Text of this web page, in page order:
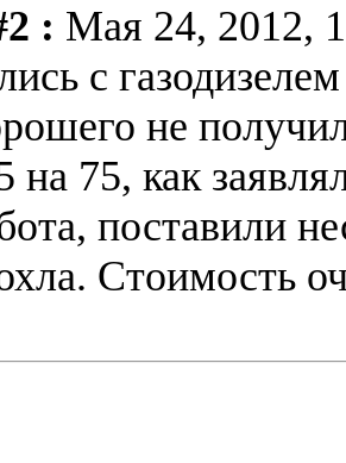
: Мая 24, 2012,
с
не
на 75, как
поставили
Стоимость